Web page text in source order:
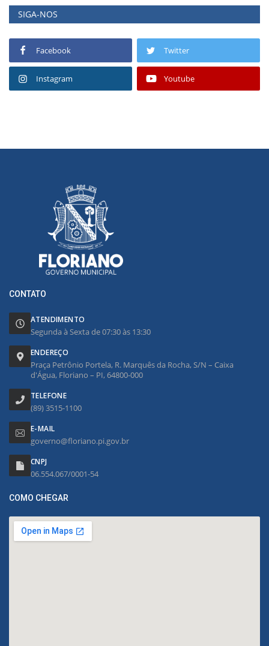
SIGA-NOS
Facebook Twitter
Instagram Youtube
CONTATO
ATENDIMENTO
Segunda à Sexta de 07:30 às 13:30
ENDEREÇO
Praça Petrônio Portela, R. Marquês da Rocha, S/N – Caixa
d'Água, Floriano – PI, 64800-000
TELEFONE
(89) 3515-1100
E-MAIL
governo@floriano.pi.gov.br
CNPJ
06.554.067/0001-54
COMO CHEGAR